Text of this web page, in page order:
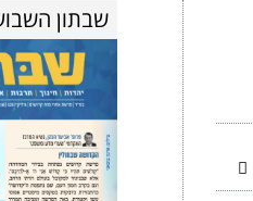
שבתון